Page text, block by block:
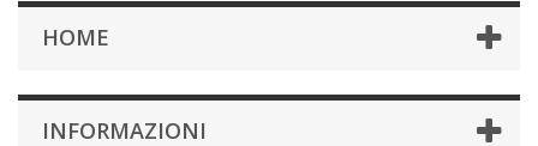
HOME
INFORMAZIONI